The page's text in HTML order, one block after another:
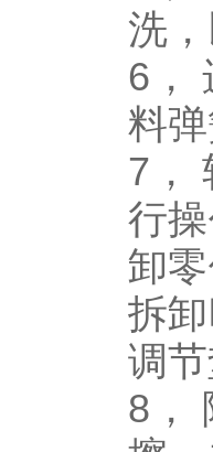
洗
6，
料
7，
行
卸
拆
调
8，